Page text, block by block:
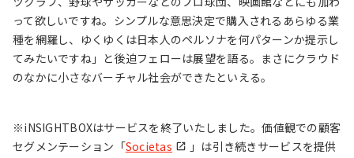
って欲しいですね。シンプルな意思決定で購入されるあらゆる業
種を網羅し、ゆくゆくは日本人のペルソナを何パターンか提示し
てみたいですね」と後迫フェローは展望を語る。まさにクラウド
のなかに小さなバーチャル社会ができたといえる。
※iNSIGHTBOXはサービスを終了いたしました。価値観での顧客
セグメンテーション「Societas
」は引き続きサービスを提供